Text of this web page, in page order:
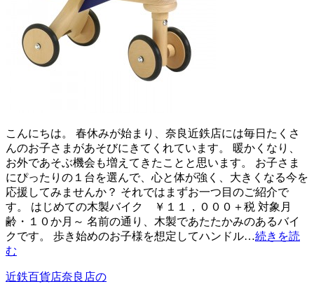
こんにちは。 春休みが始まり、奈良近鉄店には毎日たくさ
んのお子さまがあそびにきてくれています。 暖かくなり、
お外であそぶ機会も増えてきたことと思います。 お子さま
にぴったりの１台を選んで、心と体が強く、大きくなる今を
応援してみませんか？ それではまずお一つ目のご紹介で
す。 はじめての木製バイク ￥１１，０００＋税 対象月
齢・１０か月～ 名前の通り、木製であたたかみのあるバイ
クです。 歩き始めのお子様を想定してハンドル…続きを読
む
近鉄百貨店奈良店の